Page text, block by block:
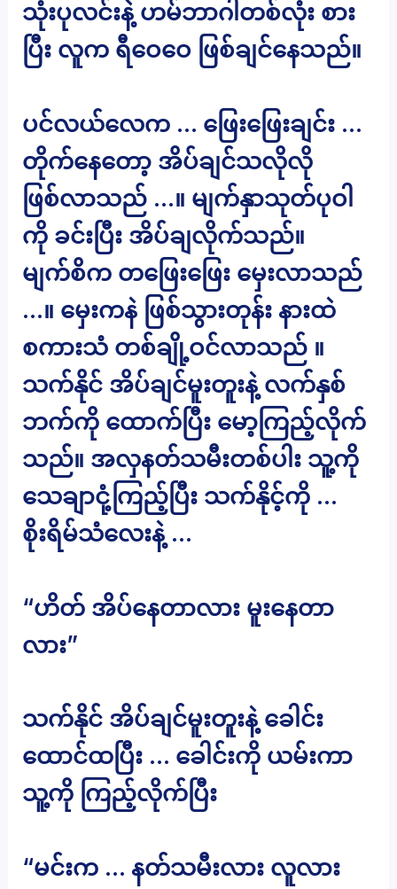
သုံးပုလင်းနဲ့ ဟမ်ဘာဂါတစ်လုံး စား
ပြီး လူက ရီဝေဝေ ဖြစ်ချင်နေသည်။
ပင်လယ်လေက … ဖြေးဖြေးချင်း …
တိုက်နေတော့ အိပ်ချင်သလိုလို
ဖြစ်လာသည် …။ မျက်နှာသုတ်ပုဝါ
ကို ခင်းပြီး အိပ်ချလိုက်သည်။
မျက်စိက တဖြေးဖြေး မှေးလာသည်
…။ မှေးကနဲ ဖြစ်သွားတုန်း နားထဲ
စကားသံ တစ်ချို့ဝင်လာသည် ။
သက်နိုင် အိပ်ချင်မူးတူးနဲ့ လက်နှစ်
ဘက်ကို ထောက်ပြီး မော့ကြည့်လိုက်
သည်။ အလှနတ်သမီးတစ်ပါး သူ့ကို
သေချာငုံ့ကြည့်ပြီး သက်နိုင့်ကို …
စိုးရိမ်သံလေးနဲ့ …
“ဟိတ် အိပ်နေတာလား မူးနေတာ
လား”
သက်နိုင် အိပ်ချင်မူးတူးနဲ့ ခေါင်း
ထောင်ထပြီး … ခေါင်းကို ယမ်းကာ
သူ့ကို ကြည့်လိုက်ပြီး
“မင်းက … နတ်သမီးလား လူလား